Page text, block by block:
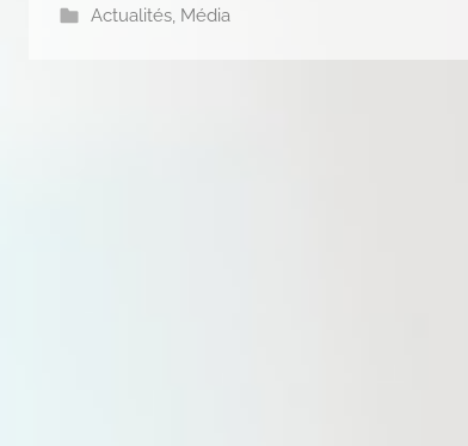
Actualités, Média